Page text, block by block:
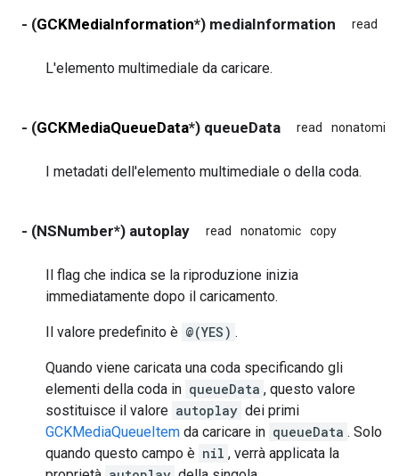
- (GCKMediaInformation*) mediaInformation read
L'elemento multimediale da caricare.
- (GCKMediaQueueData*) queueData read nonatomic
I metadati dell'elemento multimediale o della coda.
- (NSNumber*) autoplay read nonatomic copy
Il flag che indica se la riproduzione inizia
immediatamente dopo il caricamento.
Il valore predefinito è @(YES) .
Quando viene caricata una coda specificando gli
elementi della coda in queueData , questo valore
sostituisce il valore autoplay dei primi
GCKMediaQueueItem da caricare in queueData . Solo
quando questo campo è nil , verrà applicata la